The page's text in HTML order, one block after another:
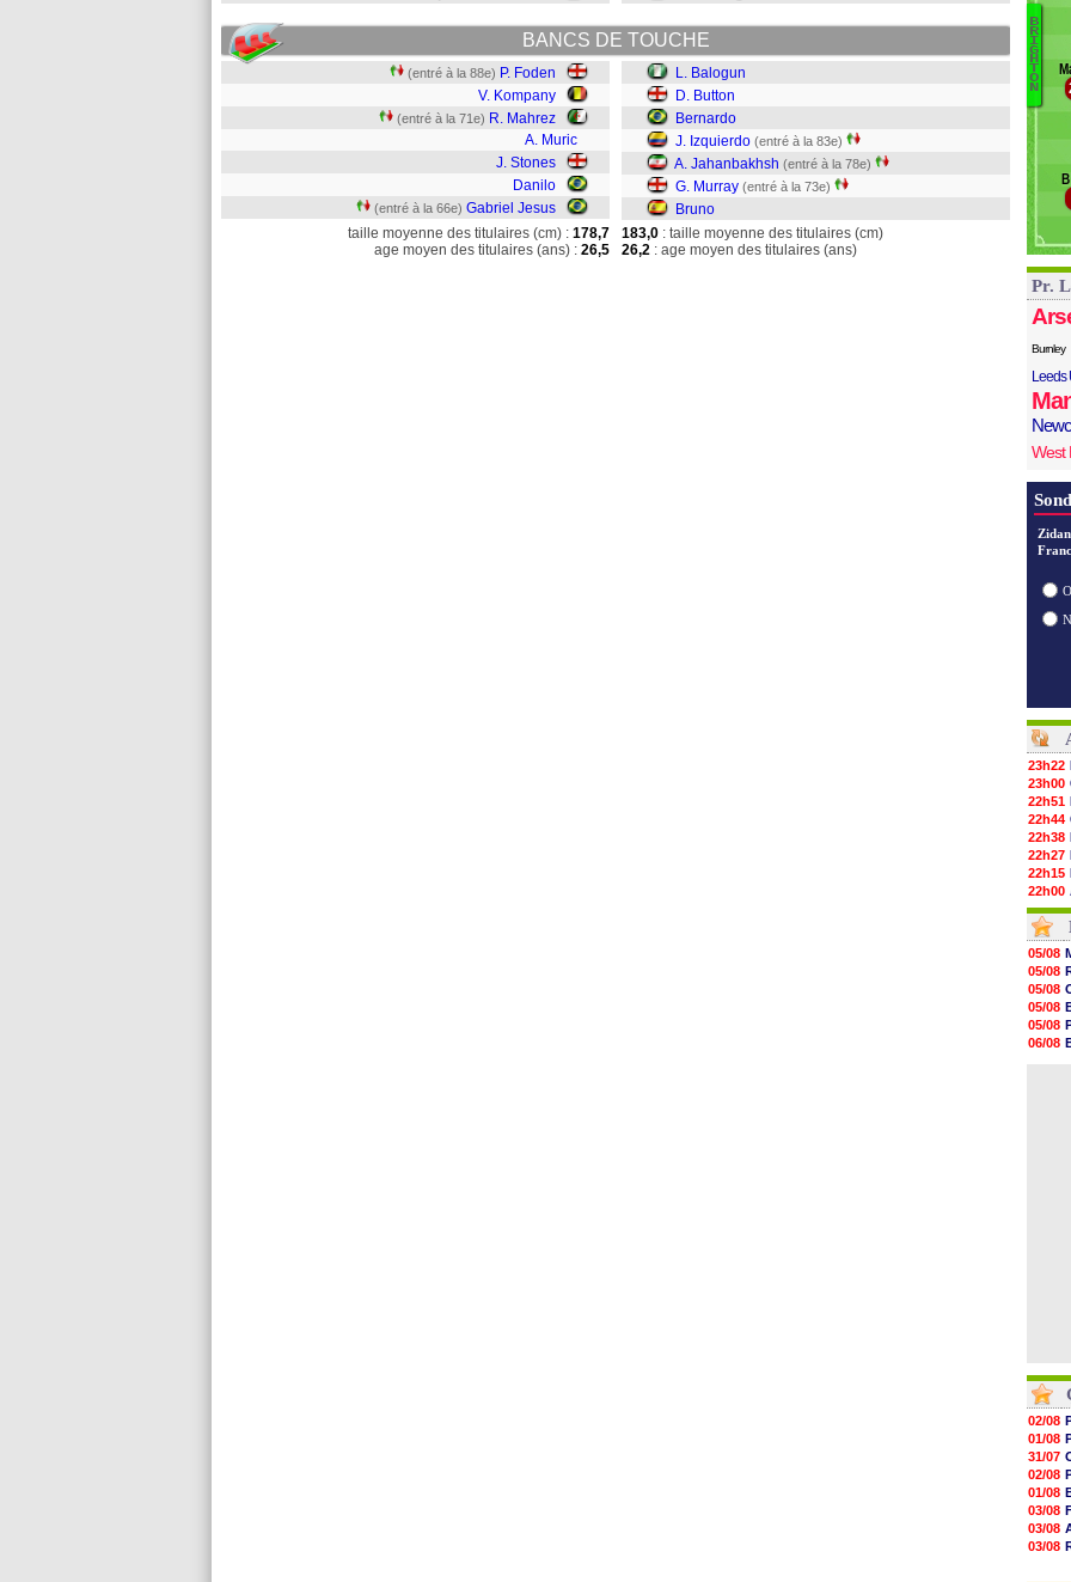
BANCS DE TOUCHE
(entré à la 88e) P. Foden
V. Kompany
(entré à la 71e) R. Mahrez
A. Muric
J. Stones
Danilo
(entré à la 66e) Gabriel Jesus
L. Balogun
D. Button
Bernardo
J. Izquierdo (entré à la 83e)
A. Jahanbakhsh (entré à la 78e)
G. Murray (entré à la 73e)
Bruno
taille moyenne des titulaires (cm) : 178,7
age moyen des titulaires (ans) : 26,5
183,0 : taille moyenne des titulaires (cm)
26,2 : age moyen des titulaires (ans)
B
R
I
G
H
T
O
N
Pr.
Burnley
Leeds
West
23h22
23h00
22h51
22h44
22h38
22h27
22h15
22h00
21h48
21h39
21h26
21h05
20h47
20h30
20h18
20h04
19h47
05/08
05/08
05/08
05/08
05/08
06/08
02/08
01/08
31/07
02/08
01/08
03/08
03/08
03/08